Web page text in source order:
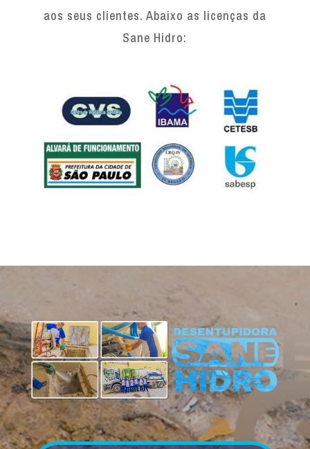
aos seus clientes. Abaixo as licenças da
Sane Hidro: